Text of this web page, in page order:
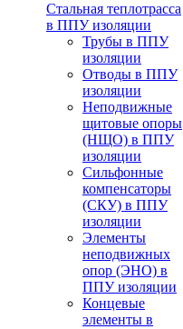
Стальная теплотрасса
в ППУ изоляции
Трубы в ППУ
изоляции
Отводы в ППУ
изоляции
Неподвижные
щитовые опоры
(НЩО) в ППУ
изоляции
Cильфонные
компенсаторы
(СКУ) в ППУ
изоляции
Элементы
неподвижных
опор (ЭНО) в
ППУ изоляции
Концевые
элементы в